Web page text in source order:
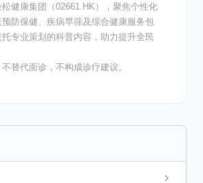
健康集团（02661.HK），聚焦个性化
防保健、疾病早筛及综合健康服务包
专业策划的科普内容，助力提升全民
替代面诊，不构成诊疗建议。